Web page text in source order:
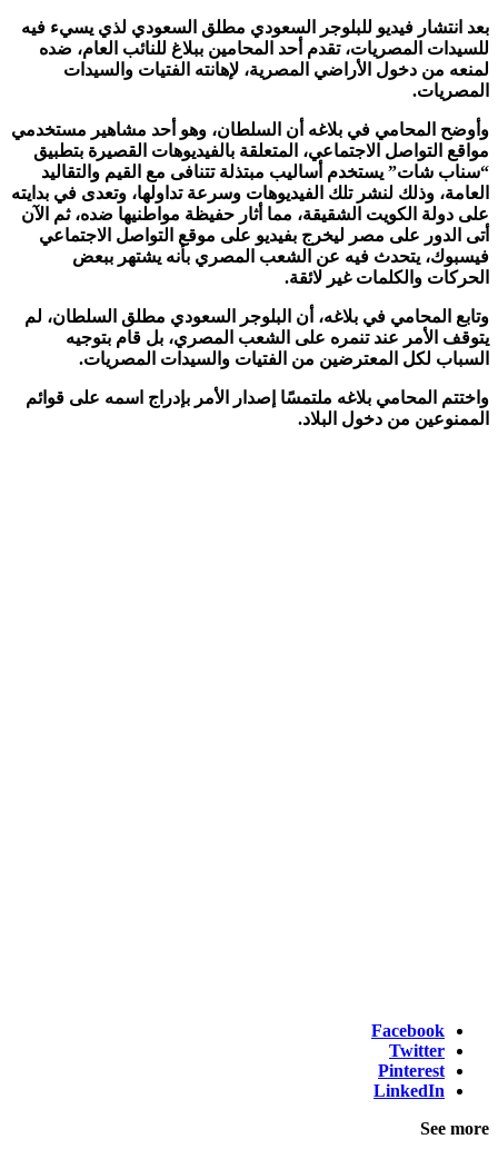
بعد انتشار فيديو للبلوجر السعودي مطلق السعودي لذي يسيء فيه
للسيدات المصريات، تقدم أحد المحامين ببلاغ للنائب العام، ضده
لمنعه من دخول الأراضي المصرية، لإهانته الفتيات والسيدات
المصريات.
وأوضح المحامي في بلاغه أن السلطان، وهو أحد مشاهير مستخدمي
مواقع التواصل الاجتماعي، المتعلقة بالفيديوهات القصيرة بتطبيق
“سناب شات” يستخدم أساليب مبتذلة تتنافى مع القيم والتقاليد
العامة، وذلك لنشر تلك الفيديوهات وسرعة تداولها، وتعدى في بدايته
على دولة الكويت الشقيقة، مما أثار حفيظة مواطنيها ضده، ثم الآن
أتى الدور على مصر ليخرج بفيديو على موقع التواصل الاجتماعي
فيسبوك، يتحدث فيه عن الشعب المصري بأنه يشتهر ببعض
الحركات والكلمات غير لائقة.
وتابع المحامي في بلاغه، أن البلوجر السعودي مطلق السلطان، لم
يتوقف الأمر عند تنمره على الشعب المصري، بل قام بتوجيه
السباب لكل المعترضين من الفتيات والسيدات المصريات.
واختتم المحامي بلاغه ملتمسًا إصدار الأمر بإدراج اسمه على قوائم
الممنوعين من دخول البلاد.
Facebook
Twitter
Pinterest
LinkedIn
See more